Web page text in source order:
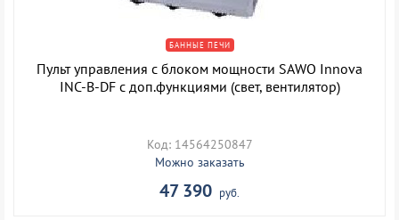
БАННЫЕ ПЕЧИ
Пульт управления с блоком мощности SAWO Innova
INC-B-DF с доп.функциями (свет, вентилятор)
Код: 14564250847
Можно заказать
47 390 руб.